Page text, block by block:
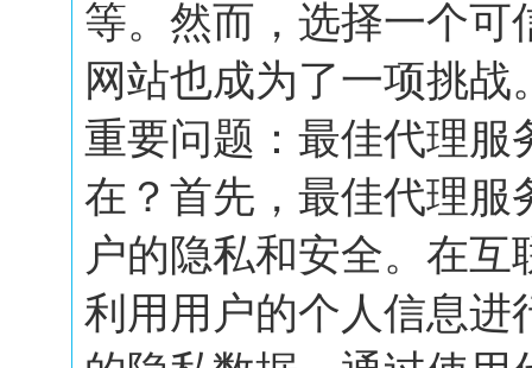
等。然而，选择一个可
网站也成为了一项挑
重要问题：最佳代理服
在？首先，最佳代理服
户的隐私和安全。在
利用用户的个人信息进